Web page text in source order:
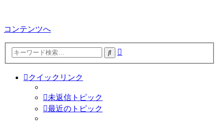
コンテンツへ
検
クイックリンク
未返信トピック
最近のトピック